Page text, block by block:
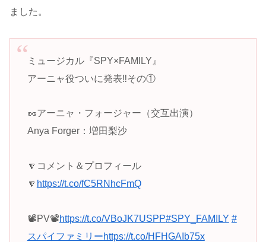
ました。
ミュージカル『SPY×FAMILY』
アーニャ役ついに発表‼️その①
🥜アーニャ・フォージャー（交互出演）
Anya Forger：増田梨沙
🔽コメント＆プロフィール
🔽 https://t.co/fC5RNhcFmQ
📽️PV📽️https://t.co/VBoJK7USPP#SPY_FAMILY #
スパイファミリーhttps://t.co/HFHGAIb75x